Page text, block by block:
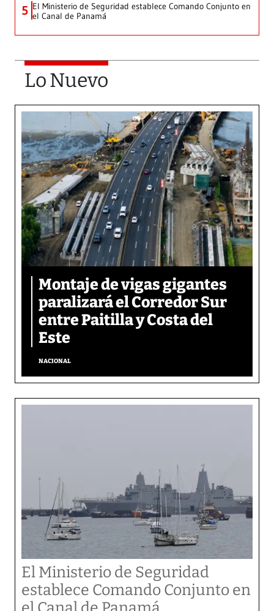
5 El Ministerio de Seguridad establece Comando Conjunto en
el Canal de Panamá
Lo Nuevo
Montaje de vigas gigantes
paralizará el Corredor Sur
entre Paitilla y Costa del
Este
NACIONAL
El Ministerio de Seguridad
establece Comando Conjunto en